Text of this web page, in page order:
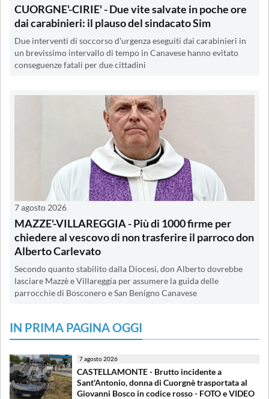
CUORGNE'-CIRIE' - Due vite salvate in poche ore
dai carabinieri: il plauso del sindacato Sim
Due interventi di soccorso d'urgenza eseguiti dai carabinieri in
un brevissimo intervallo di tempo in Canavese hanno evitato
conseguenze fatali per due cittadini
7 agosto 2026
MAZZE'-VILLAREGGIA - Più di 1000 firme per
chiedere al vescovo di non trasferire il parroco don
Alberto Carlevato
Secondo quanto stabilito dalla Diocesi, don Alberto dovrebbe
lasciare Mazzè e Villareggia per assumere la guida delle
parrocchie di Bosconero e San Benigno Canavese
IN PRIMA PAGINA OGGI
7 agosto 2026
CASTELLAMONTE - Brutto incidente a
Sant'Antonio, donna di Cuorgnè trasportata al
Giovanni Bosco in codice rosso - FOTO e VIDEO